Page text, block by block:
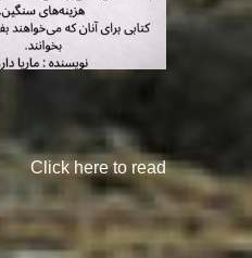
Click here to read